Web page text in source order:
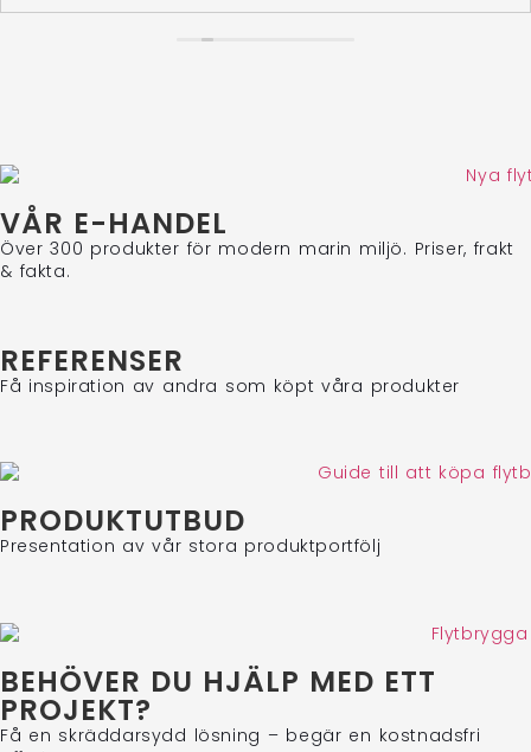
förlängningsdelarna – och för fem stjärnor! ⭐⭐⭐⭐⭐
med DHL, och det brukar fungera mycket bra, även om det
Stort tack för att du tog dig tid att lämna ett omdöme.
Med vänlig hälsning,
VÅR E-HANDEL
Över 300 produkter för modern marin miljö. Priser, frakt
& fakta.
REFERENSER
Få inspiration av andra som köpt våra produkter
PRODUKTUTBUD
Presentation av vår stora produktportfölj
BEHÖVER DU HJÄLP MED ETT
PROJEKT?
Få en skräddarsydd lösning – begär en kostnadsfri